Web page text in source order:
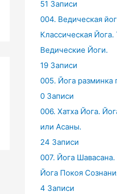
51 Записи
004. Ведическая
Классическая
Ведические Йоги.
19 Записи
005. Йога разминка
0 Записи
006. Хатха Йога.
или Асаны.
24 Записи
007. Йога
Йога Покоя
4 Записи